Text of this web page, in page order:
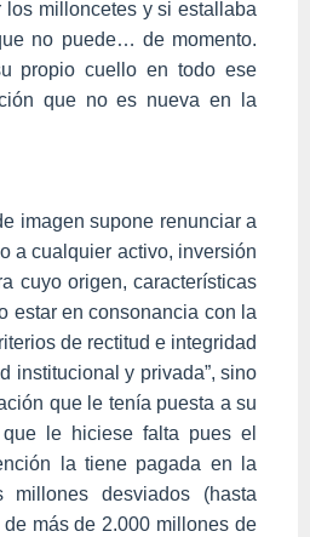
los milloncetes y si estallaba
no puede… de momento.
propio cuello en todo ese
que no es nueva en la
imagen supone renunciar a
a cualquier activo, inversión
cuyo origen, características
estar en consonancia con la
de rectitud e integridad
institucional y privada”, sino
que le tenía puesta a su
le hiciese falta pues el
la tiene pagada en la
desviados (hasta
más de 2.000 millones de